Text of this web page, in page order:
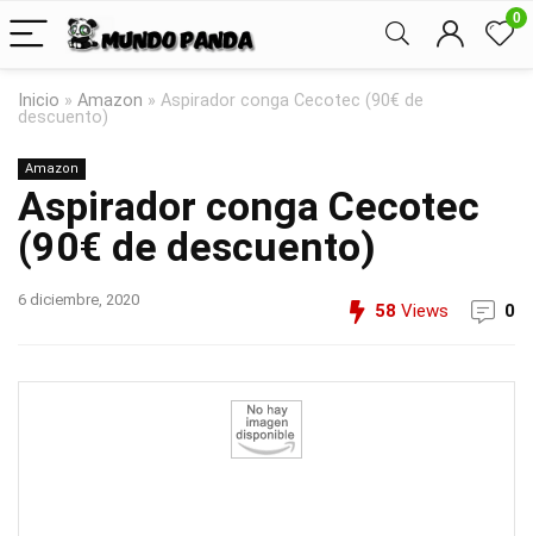
0
Inicio » Amazon » Aspirador conga Cecotec (90€ de
descuento)
Amazon
Aspirador conga Cecotec
(90€ de descuento)
6 diciembre, 2020
58 Views 0